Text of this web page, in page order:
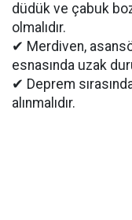
düdük ve çabuk
olmalıdır.
✔ Merdiven,
esnasında uzak
✔ Deprem
alınmalıdır.